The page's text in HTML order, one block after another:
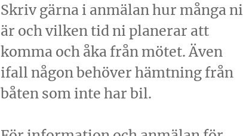
Skriv gärna i anmälan hur många ni
är och vilken tid ni planerar att
komma och åka från mötet. Även
ifall någon behöver hämtning från
båten som inte har bil.